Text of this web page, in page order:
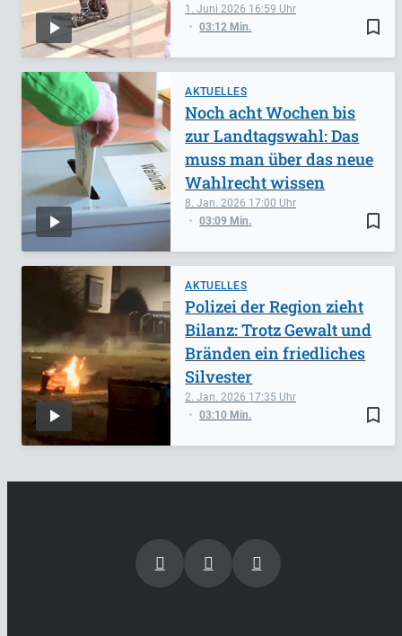
bookmark_border
1. Juni 2026 16:59
03:12 Min.
AKTUELLES
bookmark_border
8. Jan. 2026 17:00
03:09 Min.
Noch acht Wochen bis
zur Landtagswahl: Das
muss man über das neue
Wahlrecht wissen
AKTUELLES
bookmark_border
2. Jan. 2026 17:35
03:10 Min.
Polizei der Region zieht
Bilanz: Trotz Gewalt und
Bränden ein friedliches
Silvester